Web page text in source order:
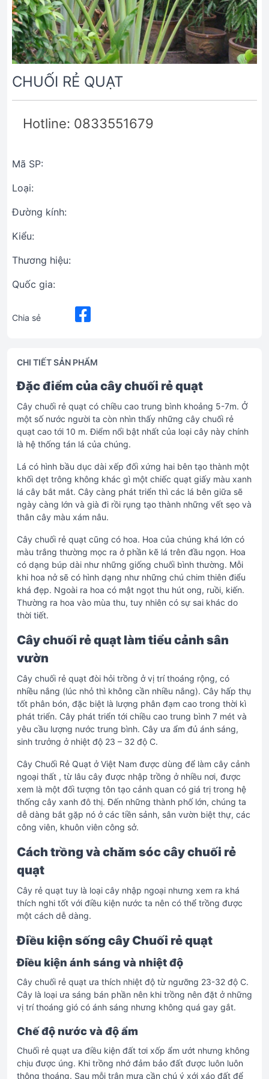
CHUỐI RẺ QUẠT
Hotline: 0833551679
Mã SP:
Loại:
Đường kính:
Kiểu:
Thương hiệu:
Quốc gia:
Chia sẻ
CHI TIẾT SẢN PHẨM
Đặc điểm của cây chuối rẻ quạt
Cây chuối rẻ quạt có chiều cao trung bình khoảng 5-7m. Ở
một số nước người ta còn nhìn thấy những cây chuối rẻ
quạt cao tới 10 m. Điểm nổi bật nhất của loại cây này chính
là hệ thống tán lá của chúng.
Lá có hình bầu dục dài xếp đối xứng hai bên tạo thành một
khối dẹt trông không khác gì một chiếc quạt giấy màu xanh
lá cây bắt mắt. Cây càng phát triển thì các lá bên giữa sẽ
ngày càng lớn và già đi rồi rụng tạo thành những vết sẹo và
thân cây màu xám nâu.
Cây chuối rẻ quạt cũng có hoa. Hoa của chúng khá lớn có
màu trắng thường mọc ra ở phần kẽ lá trên đầu ngọn. Hoa
có dạng búp dài như những giống chuối bình thường. Mỗi
khi hoa nở sẽ có hình dạng như những chú chim thiên điểu
khá đẹp. Ngoài ra hoa có mật ngọt thu hút ong, ruồi, kiến.
Thường ra hoa vào mùa thu, tuy nhiên có sự sai khác do
thời tiết.
Cây chuối rẻ quạt làm tiểu cảnh sân
vườn
Cây chuối rẻ quạt đòi hỏi trồng ở vị trí thoáng rộng, có
nhiều nắng (lúc nhỏ thì không cần nhiều nắng). Cây hấp thụ
tốt phân bón, đặc biệt là lượng phân đạm cao trong thời kì
phát triển. Cây phát triển tới chiều cao trung bình 7 mét và
yêu cầu lượng nước trung bình. Cây ưa ẩm đủ ánh sáng,
sinh trưởng ở nhiệt độ 23 – 32 độ C.
Cây Chuối Rẻ Quạt ở Việt Nam được dùng để làm cây cảnh
ngoại thất , từ lâu cây được nhập trồng ở nhiều nơi, được
xem là một đối tượng tôn tạo cảnh quan có giá trị trong hệ
thống cây xanh đô thị. Đến những thành phố lớn, chúng ta
dễ dàng bắt gặp nó ở các tiền sảnh, sân vườn biệt thự, các
công viên, khuôn viên công sở.
Cách trồng và chăm sóc cây chuối rẻ
quạt
Cây rẻ quạt tuy là loại cây nhập ngoại nhưng xem ra khá
thích nghi tốt với điều kiện nước ta nên có thể trồng được
một cách dễ dàng.
Điều kiện sống cây Chuối rẻ quạt
Điều kiện ánh sáng và nhiệt độ
Cây chuối rẻ quạt ưa thích nhiệt độ từ ngưỡng 23-32 độ C.
Cây là loại ưa sáng bán phần nên khi trồng nên đặt ở những
vị trí thoáng gió có ánh sáng nhưng không quá gay gắt.
Chế độ nước và độ ẩm
Chuối rẻ quạt ưa điều kiện đất tơi xốp ẩm ướt nhưng không
chịu được úng. Khi trồng nhớ đảm bảo đất được luôn luôn
thông thoáng. Sau mỗi trận mưa cần chú ý xới xáo đất để